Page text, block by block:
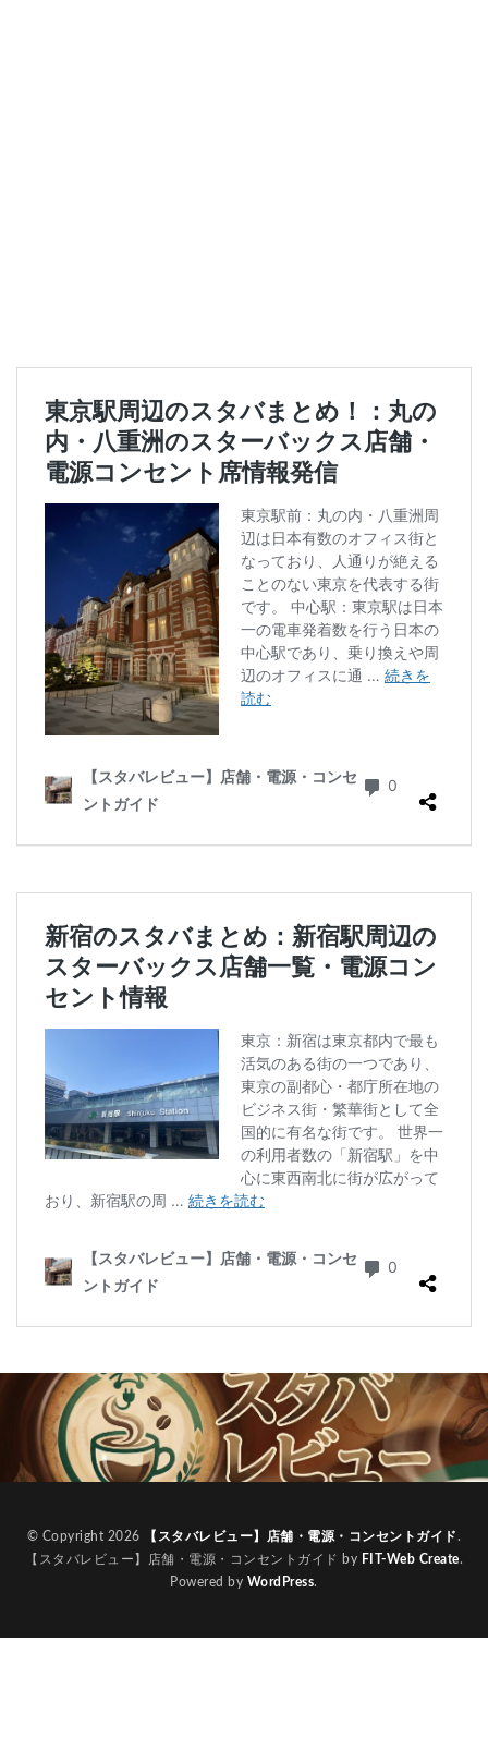
© Copyright 2026 【スタバレビュー】店舗・電源・コンセントガイド.
【スタバレビュー】店舗・電源・コンセントガイド by FIT-Web Create.
Powered by WordPress.